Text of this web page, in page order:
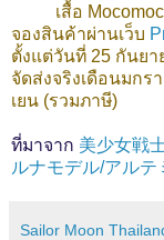
เสื้อ Mocomoco
จองสินค้าผ่านเว็บ
ตั้งแต่วันที่ 25 กันย
จัดส่งจริงเดือนมกร
เยน (รวมภาษี)
ที่มาจาก 美少女戦
ルナモデル/アルテ
Sailor Moon